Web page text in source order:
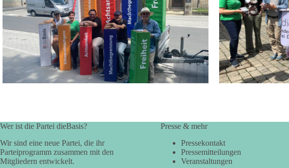
Wer ist die Partei dieBasis?
Wir sind eine neue Partei, die ihr
Parteiprogramm zusammen mit den
Mitgliedern entwickelt.
Presse & mehr
Pressekontakt
Pressemitteilungen
Veranstaltungen